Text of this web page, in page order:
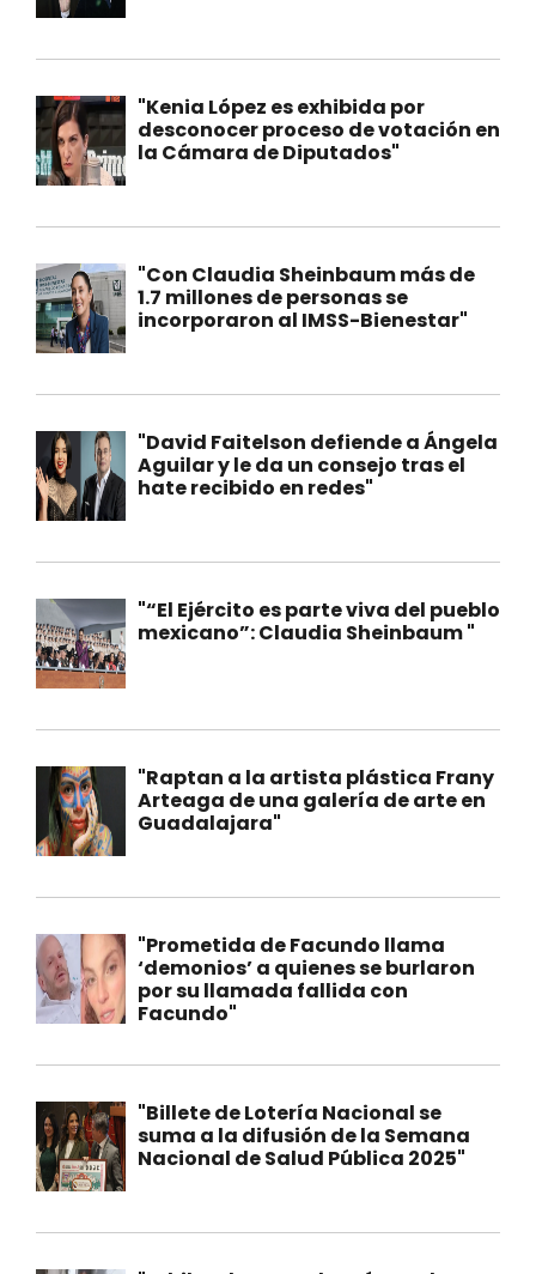
"Kenia López es exhibida por
desconocer proceso de votación en
la Cámara de Diputados"
"Con Claudia Sheinbaum más de
1.7 millones de personas se
incorporaron al IMSS-Bienestar"
"David Faitelson defiende a Ángela
Aguilar y le da un consejo tras el
hate recibido en redes"
"“El Ejército es parte viva del pueblo
mexicano”: Claudia Sheinbaum "
"Raptan a la artista plástica Frany
Arteaga de una galería de arte en
Guadalajara"
"Prometida de Facundo llama
‘demonios’ a quienes se burlaron
por su llamada fallida con
Facundo"
"Billete de Lotería Nacional se
suma a la difusión de la Semana
Nacional de Salud Pública 2025"